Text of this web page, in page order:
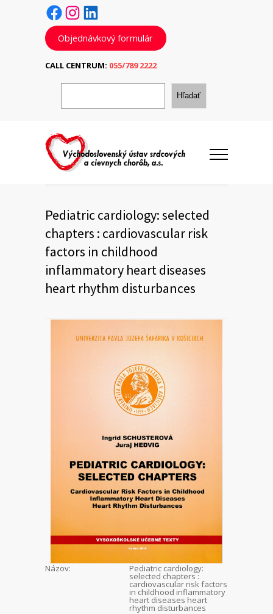
Facebook Instagram LinkedIn
Objednávkový formulár
CALL CENTRUM: 055/789 2222
H
d
Hľadať
Pediatric cardiology: selected
chapters : cardiovascular risk
factors in childhood
inflammatory heart diseases
heart rhythm disturbances
Názov: Pediatric cardiology:
selected chapters :
cardiovascular risk factors
in childhood inflammatory
heart diseases heart
rhythm disturbances